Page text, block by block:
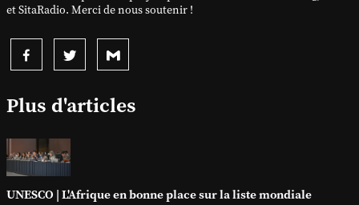
et SitaRadio. Merci de nous soutenir !
Plus d'articles
UNESCO | L'Afrique en bonne place sur la liste mondiale